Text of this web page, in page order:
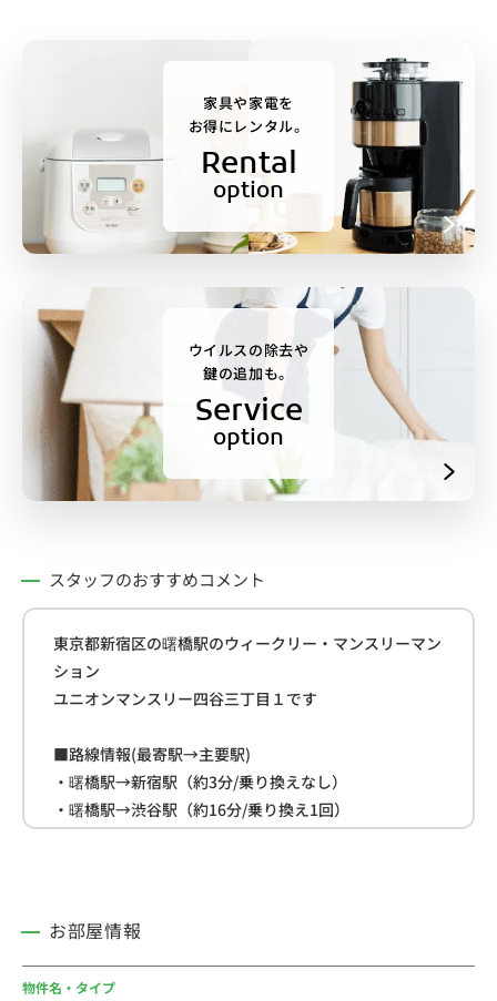
家具や家電を
お得にレンタル。
Rental
option
ウイルスの除去や
鍵の追加も。
Service
option
スタッフのおすすめコメント
東京都新宿区の曙橋駅のウィークリー・マンスリーマン
ション
ユニオンマンスリー四谷三丁目１です
■路線情報(最寄駅→主要駅)
・曙橋駅→新宿駅（約3分/乗り換えなし）
・曙橋駅→渋谷駅（約16分/乗り換え1回）
・曙橋駅→池袋駅（約19分/乗り換え1回）
・セブン-イレブン(約75ｍ)
・まいばすけっと(約190ｍ)
お部屋情報
物件名・タイプ